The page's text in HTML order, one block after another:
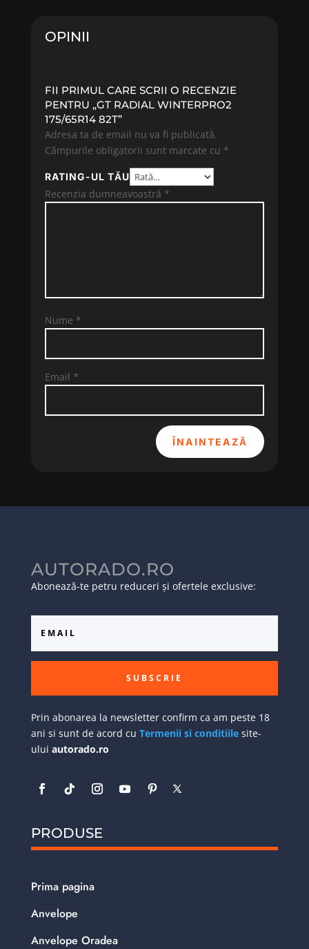
OPINII
FII PRIMUL CARE SCRII O RECENZIE
PENTRU „GT RADIAL WINTERPRO2
175/65R14 82T”
Adresa ta de email nu va fi publicată.
Câmpurile obligatorii sunt marcate cu *
RATING-UL TĂU
Recenzia dumneavoastră *
Nume *
Email *
ÎNAINTEAZĂ
AUTORADO.RO
Abonează-te petru reduceri și ofertele exclusive:
SUBSCRIE
Prin abonarea la newsletter confirm ca am peste 18
ani si sunt de acord cu Termenii si conditiilesite-
ului autorado.ro
PRODUSE
Prima pagina
Anvelope
Anvelope Oradea